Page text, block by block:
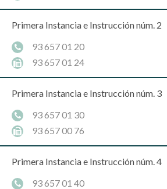
Primera Instancia e Instrucción núm. 2
93 657 01 20
93 657 01 24
Primera Instancia e Instrucción núm. 3
93 657 01 30
93 657 00 76
Primera Instancia e Instrucción núm. 4
93 657 01 40